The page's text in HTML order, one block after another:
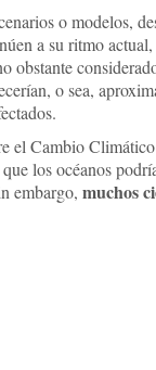
o modelos,
a su ritmo
obstante
o sea,
el Cambio
los océanos
embargo, muchos